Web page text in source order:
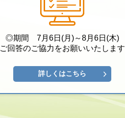
◎期間 7月6日(月)～8月6日(木)
ご回答のご協力をお願いいたします
詳しくはこちら